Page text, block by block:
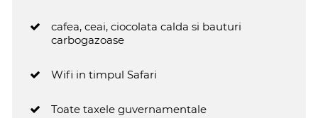
cafea, ceai, ciocolata calda si bauturi
carbogazoase
Wifi in timpul Safari
Toate taxele guvernamentale